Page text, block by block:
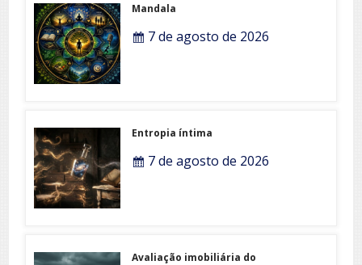
Mandala
7 de agosto de 2026
Entropia íntima
7 de agosto de 2026
Avaliação imobiliária do